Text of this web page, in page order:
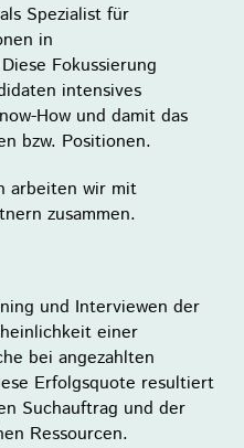
Spezialist für
in
Fokussierung
intensives
How und damit das
bzw. Positionen.
arbeiten wir mit
zusammen.
und Interviewen der
einer
bei angezahlten
Erfolgsquote resultiert
Suchauftrag und der
Ressourcen.